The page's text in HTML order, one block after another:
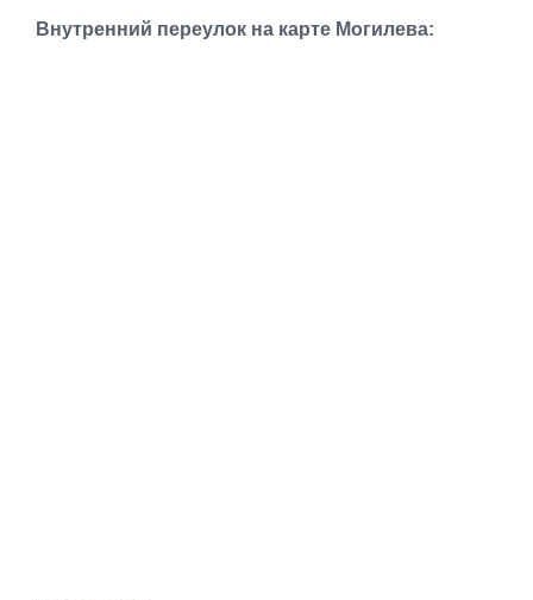
Транспорт
Внутренний переулок на карте Могилева: